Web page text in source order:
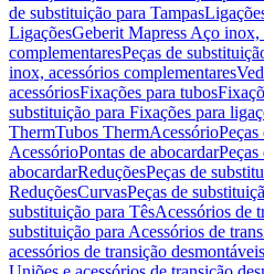
de substituição para Tampas
LigaçõesGeberit Mapress Aço inox,
complementaresPeças de
inox, acessórios complementares
acessóriosFixações para tubos
substituição para Fixações para
ThermTubos ThermAcessório
AcessórioPontas de abocardar
abocardarReduçõesPeças de
ReduçõesCurvasPeças de
substituição para TêsAcessórios de
substituição para Acessórios de
acessórios de transição desmontáveis